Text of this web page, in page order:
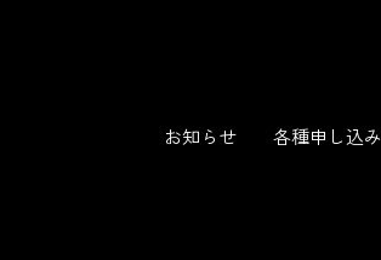
お知らせ 各種申し込み